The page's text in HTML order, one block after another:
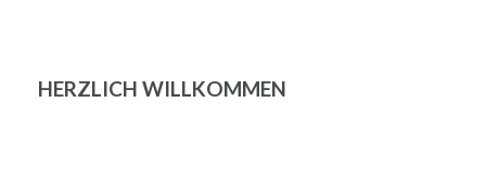
HERZLICH WILLKOMMEN